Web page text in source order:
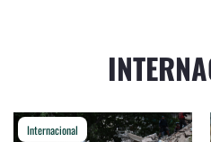
Internacional